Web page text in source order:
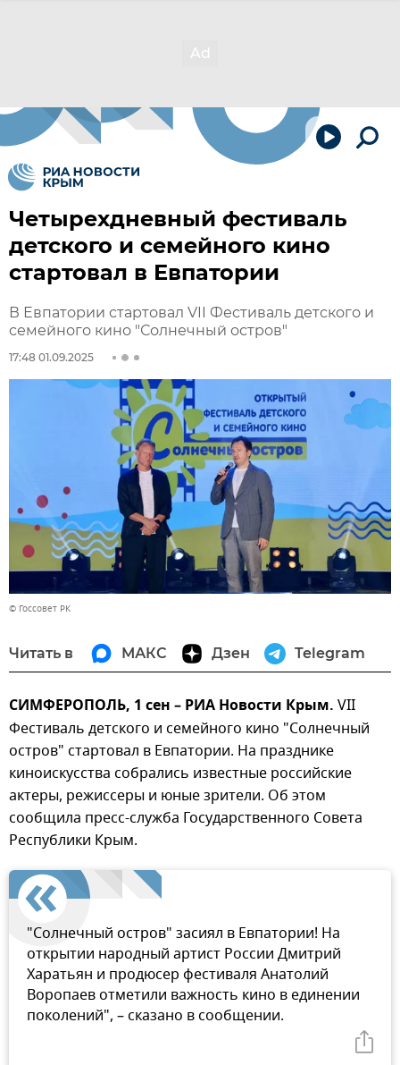
Четырехдневный фестиваль
детского и семейного кино
стартовал в Евпатории
В Евпатории стартовал VII Фестиваль детского и
семейного кино "Солнечный остров"
17:48 01.09.2025
© Госсовет РК
Читать в МАКС Дзен Telegram
СИМФЕРОПОЛЬ, 1 сен – РИА Новости Крым. VII
Фестиваль детского и семейного кино "Солнечный
остров" стартовал в Евпатории. На празднике
киноискусства собрались известные российские
актеры, режиссеры и юные зрители. Об этом
сообщила пресс-служба Государственного Совета
Республики Крым.
"Солнечный остров" засиял в Евпатории! На
открытии народный артист России Дмитрий
Харатьян и продюсер фестиваля Анатолий
Воропаев отметили важность кино в единении
поколений", – сказано в сообщении.